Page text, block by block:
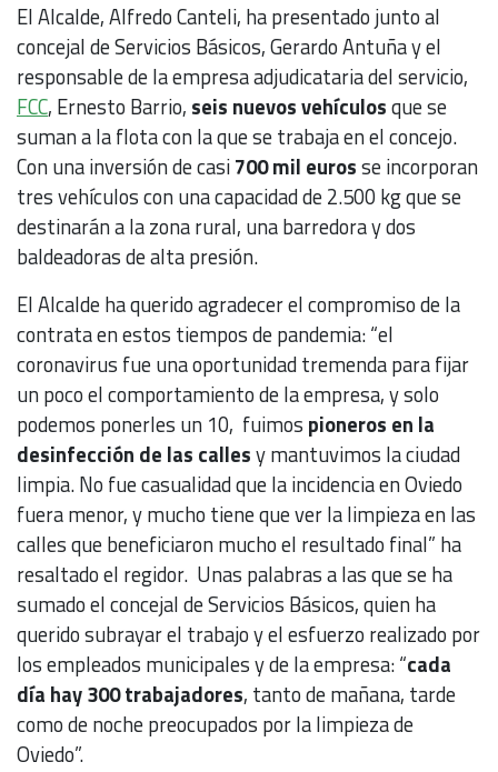
El Alcalde, Alfredo Canteli, ha presentado junto al
concejal de Servicios Básicos, Gerardo Antuña y el
responsable de la empresa adjudicataria del servicio,
FCC, Ernesto Barrio, seis nuevos vehículosque se
suman a la flota con la que se trabaja en el concejo.
Con una inversión de casi700 mil eurosse incorporan
tres vehículos con una capacidad de 2.500 kg que se
destinarán a la zona rural, una barredora y dos
baldeadoras de alta presión.
El Alcalde ha querido agradecer el compromiso de la
contrata en estos tiempos de pandemia: “el
coronavirus fue una oportunidad tremenda para fijar
un poco el comportamiento de la empresa, y solo
podemos ponerles un 10, fuimos pioneros en la
desinfección de las callesy mantuvimos la ciudad
limpia. No fue casualidad que la incidencia en Oviedo
fuera menor, y mucho tiene que ver la limpieza en las
calles que beneficiaron mucho el resultado final” ha
resaltado el regidor. Unas palabras a las que se ha
sumado el concejal de Servicios Básicos, quien ha
querido subrayar el trabajo y el esfuerzo realizado por
los empleados municipales y de la empresa: “cada
día hay 300 trabajadores, tanto de mañana, tarde
como de noche preocupados por la limpieza de
Oviedo”.